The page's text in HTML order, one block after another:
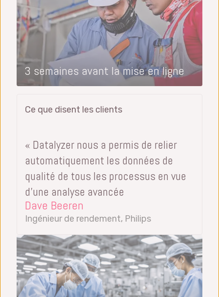
3 semaines avant la mise en ligne
Ce que disent les clients
« Datalyzer nous a permis de relier
automatiquement les données de
qualité de tous les processus en vue
d’une analyse avancée
Dave Beeren
Ingénieur de rendement, Philips